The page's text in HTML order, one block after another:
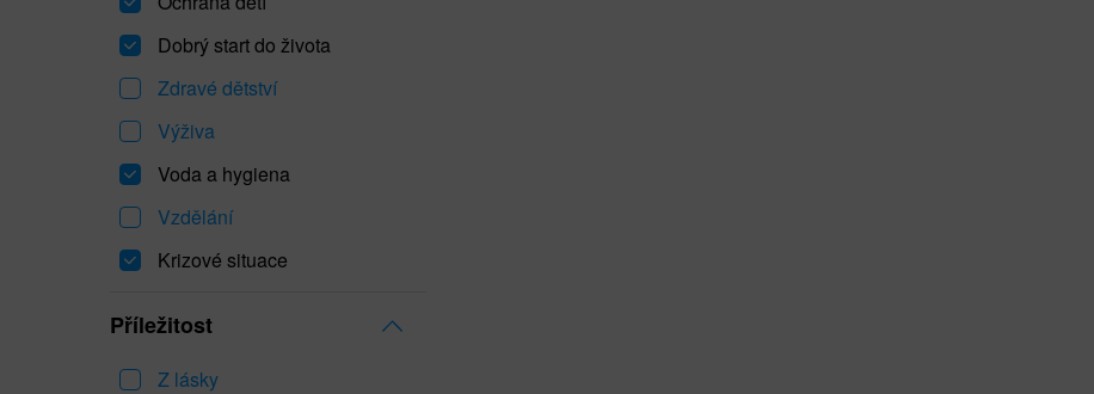
Dobrý start do života
Zdravé dětství
Výživa
Voda a hygiena
Vzdělání
Krizové situace
Příležitost
Z lásky